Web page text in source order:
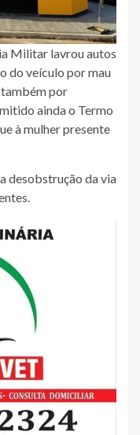
Militar lavrou autos
do veículo por mau
também por
ainda o Termo
à mulher presente
desobstrução da via